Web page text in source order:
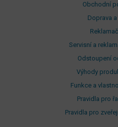
Obchodní
Doprava
Servisní a
Odstoupení
Výhody
Funkce a
Pravidla pro
Pravidla pro